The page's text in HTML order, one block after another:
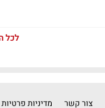
לכל
צור קשר מדיניות פרטיות